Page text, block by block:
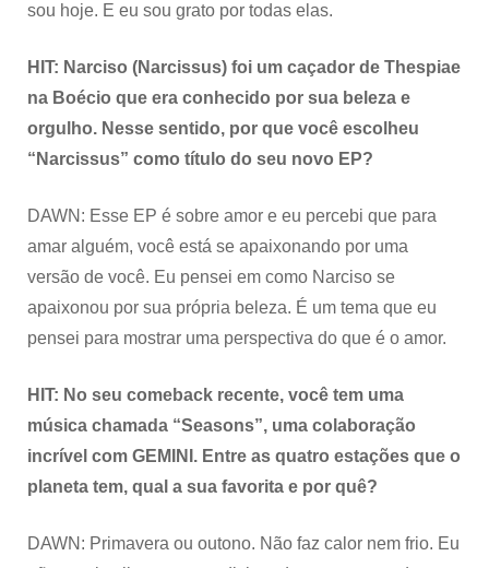
sou hoje. E eu sou grato por todas elas.
HIT: Narciso (Narcissus) foi um caçador de Thespiae
na Boécio que era conhecido por sua beleza e
orgulho. Nesse sentido, por que você escolheu
“Narcissus” como título do seu novo EP?
DAWN: Esse EP é sobre amor e eu percebi que para
amar alguém, você está se apaixonando por uma
versão de você. Eu pensei em como Narciso se
apaixonou por sua própria beleza. É um tema que eu
pensei para mostrar uma perspectiva do que é o amor.
HIT: No seu comeback recente, você tem uma
música chamada “Seasons”, uma colaboração
incrível com GEMINI. Entre as quatro estações que o
planeta tem, qual a sua favorita e por quê?
DAWN: Primavera ou outono. Não faz calor nem frio. Eu